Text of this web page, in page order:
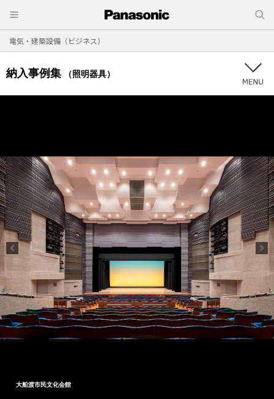
電気・建築設備（ビジネス）
納入事例集 （照明器具）
大船渡市民文化会館